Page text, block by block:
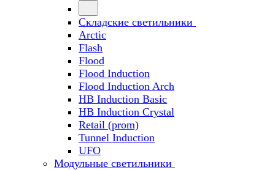
Складские светильники
Arctic
Flash
Flood
Flood Induction
Flood Induction Arch
HB Induction Basic
HB Induction Crystal
Retail (prom)
Tunnel Induction
UFO
Модульные светильники